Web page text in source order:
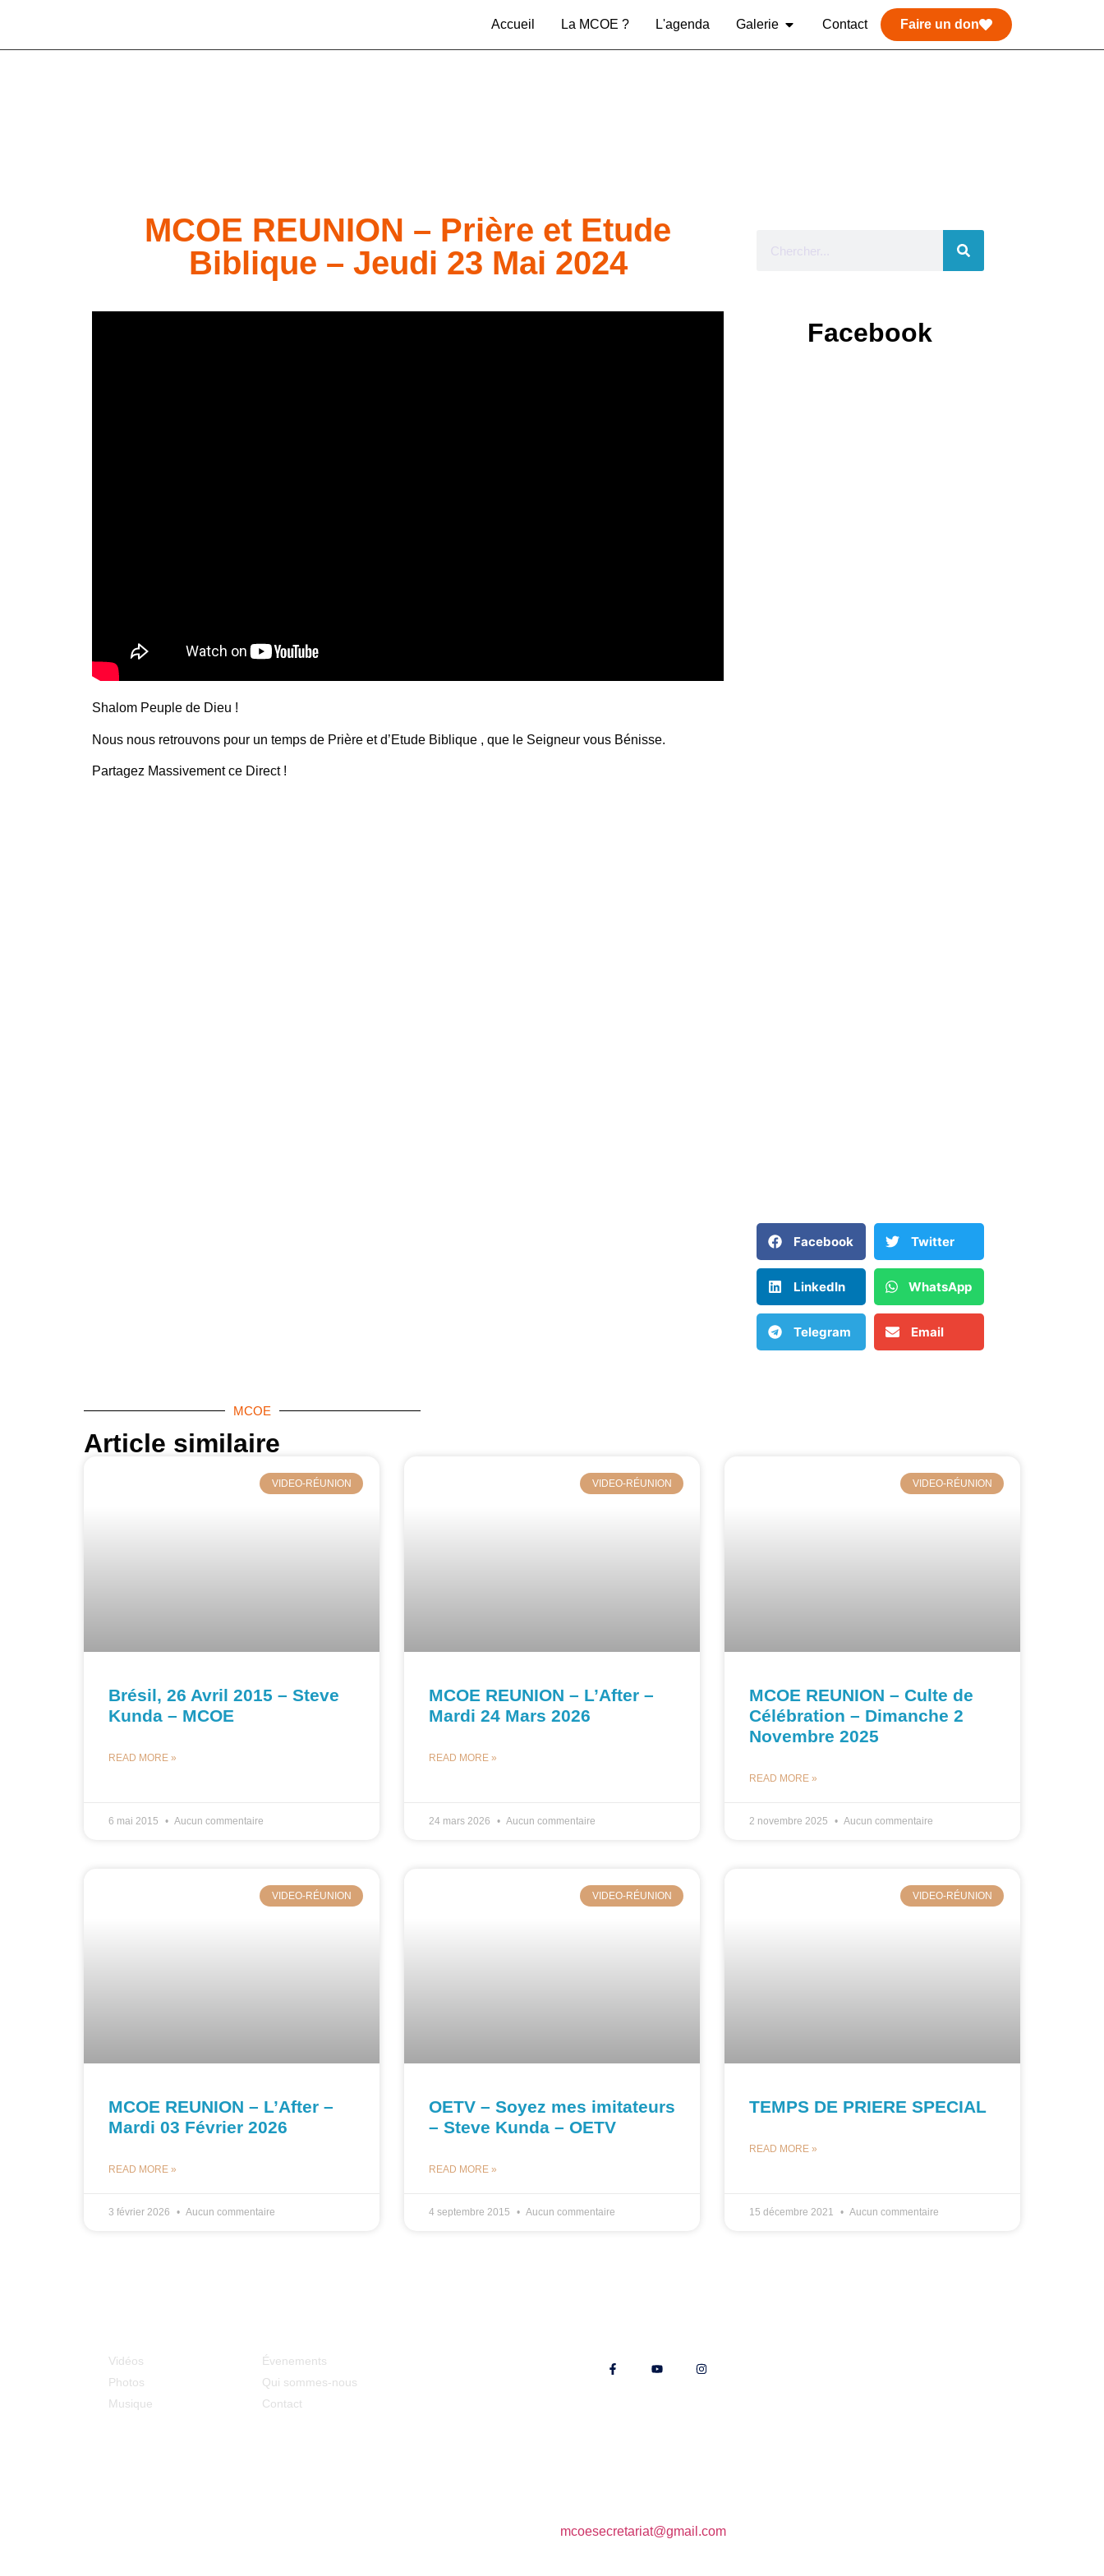
Accueil La MCOE ? L'agenda Galerie Contact Faire un don
MCOE REUNION – Prière et Etude
Biblique – Jeudi 23 Mai 2024
Shalom Peuple de Dieu !
Nous nous retrouvons pour un temps de Prière et d’Etude Biblique , que le Seigneur vous Bénisse.
Partagez Massivement ce Direct !
Facebook
Facebook Twitter
LinkedIn WhatsApp
Telegram Email
MCOE
Article similaire​
VIDEO-RÉUNION
Brésil, 26 Avril 2015 – Steve
Kunda – MCOE
READ MORE »
6 mai 2015 Aucun commentaire
VIDEO-RÉUNION
MCOE REUNION – L’After –
Mardi 24 Mars 2026
READ MORE »
24 mars 2026 Aucun commentaire
VIDEO-RÉUNION
MCOE REUNION – Culte de
Célébration – Dimanche 2
Novembre 2025
READ MORE »
2 novembre 2025 Aucun commentaire
VIDEO-RÉUNION
MCOE REUNION – L’After –
Mardi 03 Février 2026
READ MORE »
3 février 2026 Aucun commentaire
VIDEO-RÉUNION
OETV – Soyez mes imitateurs
– Steve Kunda – OETV
READ MORE »
4 septembre 2015 Aucun commentaire
VIDEO-RÉUNION
TEMPS DE PRIERE SPECIAL
READ MORE »
15 décembre 2021 Aucun commentaire
Vidéos
Photos
Musique
Évenements
Qui sommes-nous
Contact
E-mail :
mcoesecretariat@gmail.com